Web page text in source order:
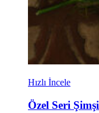
Hızlı İncele
Özel Seri